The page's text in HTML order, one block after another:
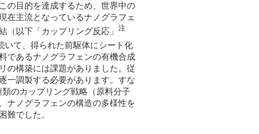
の目的を達成するため、世界中の
在主流となっているナノグラフェ
（以下「カップリング反応」
注
いて、得られた前駆体にシート化
であるナノグラフェンの有機合成
の構築には課題がありました。従
一調製する必要があります。すな
のカップリング戦略（原料分子
ナノグラフェンの構造の多様性を
難でした。